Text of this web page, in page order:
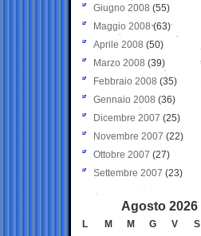
Giugno 2008 (55)
Maggio 2008(63)
Aprile 2008 (50)
Marzo 2008 (39)
Febbraio 2008 (35)
Gennaio 2008 (36)
Dicembre 2007 (25)
Novembre 2007 (22)
Ottobre 2007 (27)
Settembre 2007 (23)
Agosto 2026
L M M G V S